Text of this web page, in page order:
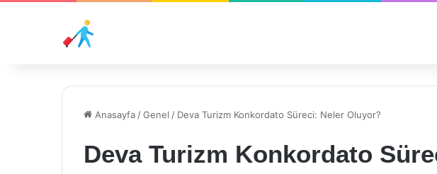
Anasayfa /Genel / Deva Turizm Konkordato Süreci: Neler Oluyor?
Deva Turizm Konkordato